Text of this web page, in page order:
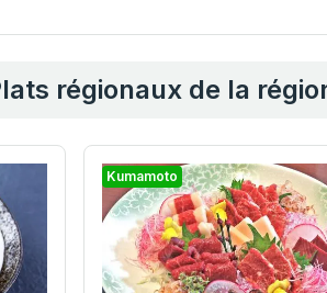
régionaux de la
Kumamoto